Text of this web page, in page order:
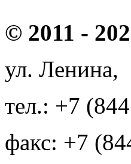
© 2011 -
ул. Ленина,
тел.: +7
факс: +7